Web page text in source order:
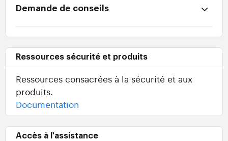
Demande de conseils
Ressources sécurité et produits
Ressources consacrées à la sécurité et aux
produits.
Documentation
Accès à l'assistance